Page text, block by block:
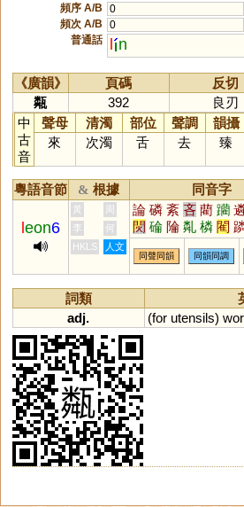
頻序 A/B
0
頻次 A/B
0
普通話
l n
《廣韻》 頁碼 反切
甐
392
良刃
中
古
音
聲母 清濁 部位 聲調 韻攝
來
次濁 舌 去 臻
粵語音節 & 根據 同音字
eon6
黃 周 論 磷 紊 吝 藺 躪
焛 碖 陯 亃 橉 閵
李
何
HKLS
人文
同聲同韻 同韻同調
詞類
adj.
(for utensils)